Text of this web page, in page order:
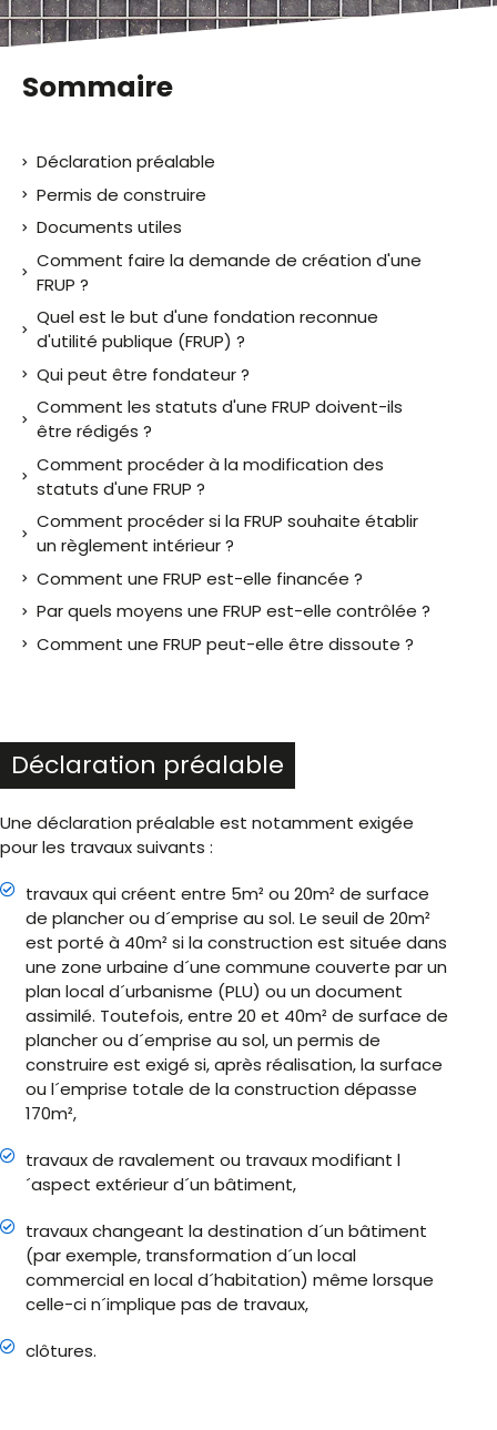
Sommaire
Déclaration préalable
Permis de construire
Documents utiles
Comment faire la demande de création d'une
FRUP ?
Quel est le but d'une fondation reconnue
d'utilité publique (FRUP) ?
Qui peut être fondateur ?
Comment les statuts d'une FRUP doivent-ils
être rédigés ?
Comment procéder à la modification des
statuts d'une FRUP ?
Comment procéder si la FRUP souhaite établir
un règlement intérieur ?
Comment une FRUP est-elle financée ?
Par quels moyens une FRUP est-elle contrôlée ?
Comment une FRUP peut-elle être dissoute ?
Déclaration préalable
Une déclaration préalable est notamment exigée
pour les travaux suivants :
travaux qui créent entre 5m² ou 20m² de surface
de plancher ou d´emprise au sol. Le seuil de 20m²
est porté à 40m² si la construction est située dans
une zone urbaine d´une commune couverte par un
plan local d´urbanisme (PLU) ou un document
assimilé. Toutefois, entre 20 et 40m² de surface de
plancher ou d´emprise au sol, un permis de
construire est exigé si, après réalisation, la surface
ou l´emprise totale de la construction dépasse
170m²,
travaux de ravalement ou travaux modifiant l
´aspect extérieur d´un bâtiment,
travaux changeant la destination d´un bâtiment
(par exemple, transformation d´un local
commercial en local d´habitation) même lorsque
celle-ci n´implique pas de travaux,
clôtures.